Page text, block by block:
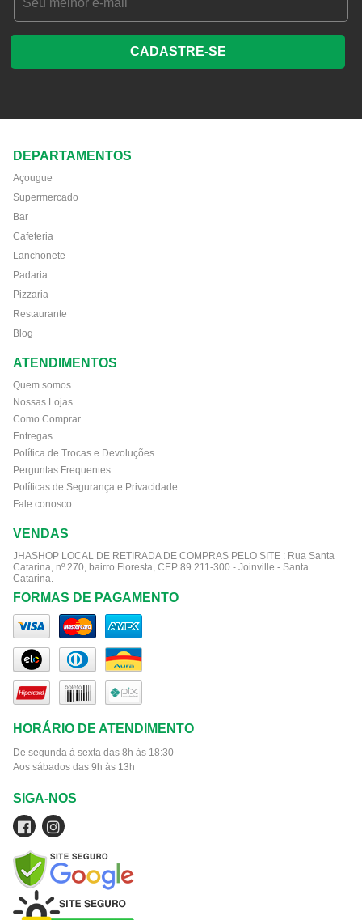
CADASTRE-SE
DEPARTAMENTOS
Açougue
Supermercado
Bar
Cafeteria
Lanchonete
Padaria
Pizzaria
Restaurante
Blog
ATENDIMENTOS
Quem somos
Nossas Lojas
Como Comprar
Entregas
Política de Trocas e Devoluções
Perguntas Frequentes
Políticas de Segurança e Privacidade
Fale conosco
VENDAS
JHASHOP LOCAL DE RETIRADA DE COMPRAS PELO SITE : Rua Santa
Catarina, nº 270, bairro Floresta, CEP 89.211-300 - Joinville - Santa
Catarina.
FORMAS DE PAGAMENTO
HORÁRIO DE ATENDIMENTO
De segunda à sexta das 8h às 18:30
Aos sábados das 9h às 13h
SIGA-NOS